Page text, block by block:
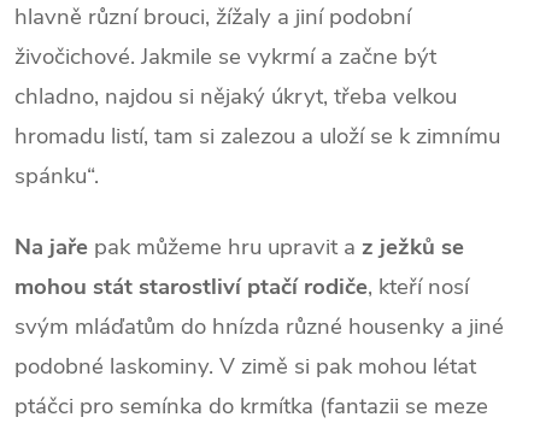
hlavně různí brouci, žížaly a jiní podobní
živočichové. Jakmile se vykrmí a začne být
chladno, najdou si nějaký úkryt, třeba velkou
hromadu listí, tam si zalezou a uloží se k zimnímu
spánku“.
Na jaře pak můžeme hru upravit a z ježků se
mohou stát starostliví ptačí rodiče, kteří nosí
svým mláďatům do hnízda různé housenky a jiné
podobné laskominy. V zimě si pak mohou létat
ptáčci pro semínka do krmítka (fantazii se meze